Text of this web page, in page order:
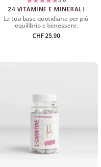
24 VITAMINE E MINERALI
La tua base quotidiana per più
equilibrio e benessere.
CHF25.90